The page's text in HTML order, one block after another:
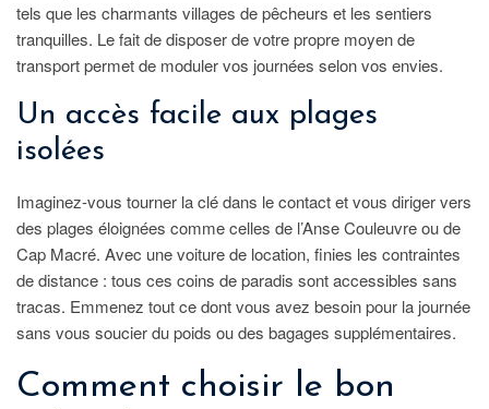
tels que les charmants villages de pêcheurs et les sentiers
tranquilles. Le fait de disposer de votre propre moyen de
transport permet de moduler vos journées selon vos envies.
Un accès facile aux plages
isolées
Imaginez-vous tourner la clé dans le contact et vous diriger vers
des plages éloignées comme celles de l’Anse Couleuvre ou de
Cap Macré. Avec une voiture de location, finies les contraintes
de distance : tous ces coins de paradis sont accessibles sans
tracas. Emmenez tout ce dont vous avez besoin pour la journée
sans vous soucier du poids ou des bagages supplémentaires.
Comment choisir le bon